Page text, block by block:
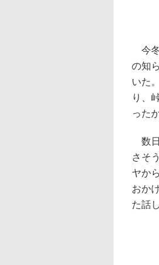
今冬
の知
いた
り、
った
数日
さそ
ヤか
おか
た話